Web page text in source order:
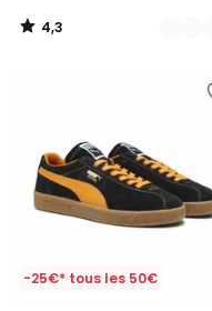
4,3
/
-25€* tous les 50€